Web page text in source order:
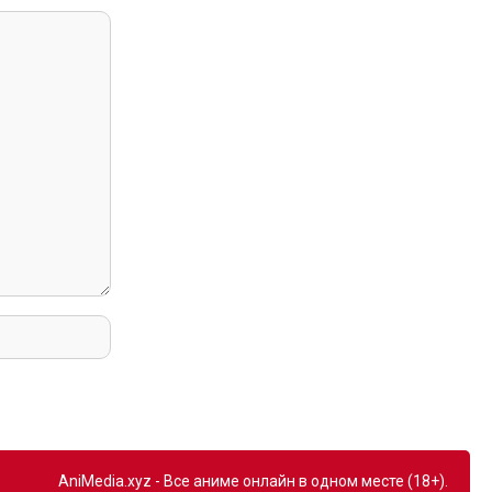
AniMedia.xyz - Все аниме онлайн в одном месте (18+).